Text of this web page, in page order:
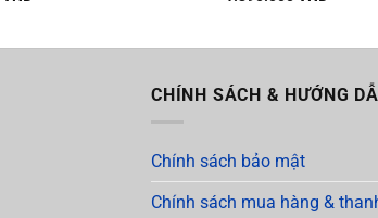
CHÍNH SÁCH & HƯỚNG
Chính sách bảo mật
Chính sách mua hàng &